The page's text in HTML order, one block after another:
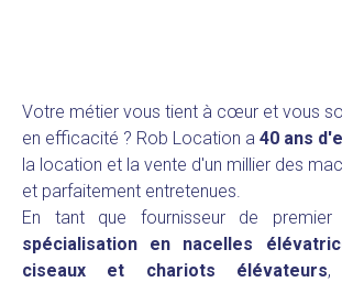
Votre métier vous tient à cœur et vous
en efficacité ? Rob Location a 40 ans
la location et la vente d'un millier des
et parfaitement entretenues.
En tant que fournisseur de
spécialisation en nacelles
ciseaux et chariots élévateurs,